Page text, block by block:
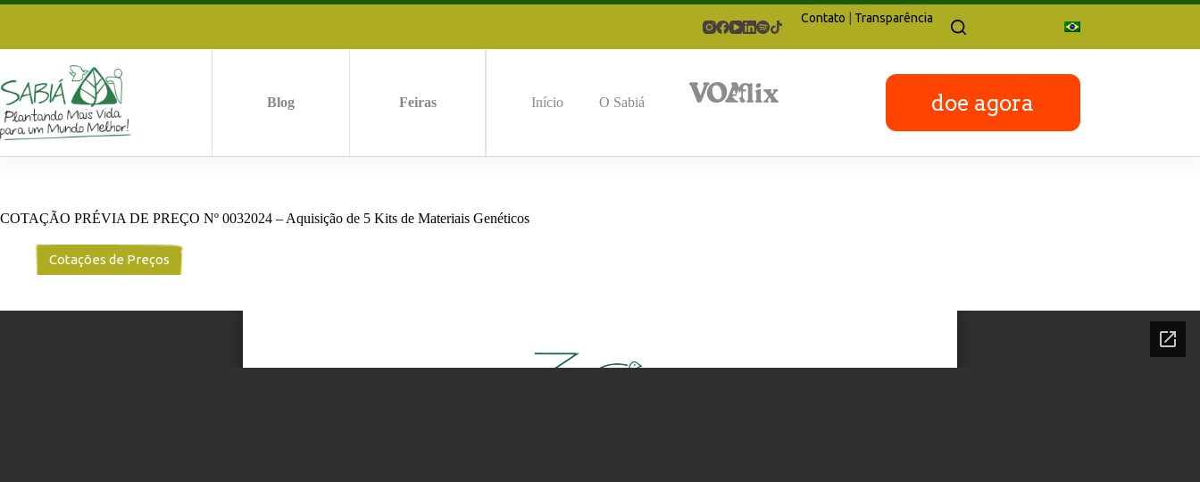
Pular
Contato | Transparência
Blog Feiras Início O Sabiá doe agora
COTAÇÃO PRÉVIA DE PREÇO Nº 0032024 – Aquisição de 5 Kits de Materiais Genéticos
Cotações de Preços